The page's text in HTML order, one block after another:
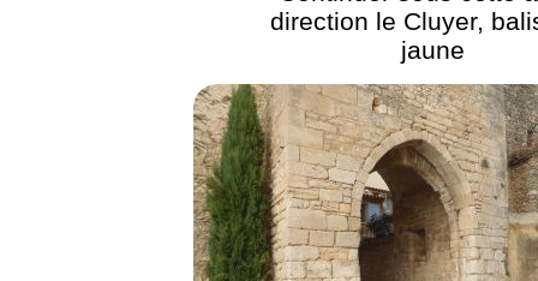
direction le Cluyer,
jaune